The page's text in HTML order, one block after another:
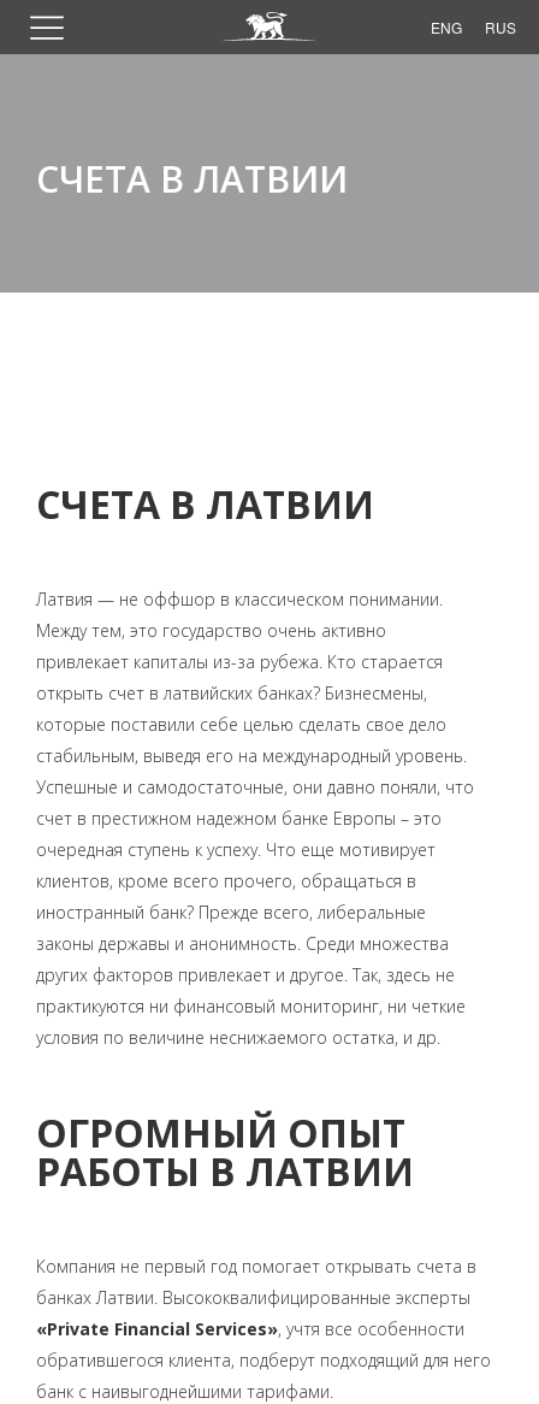
ENG RUS
СЧЕТА В ЛАТВИИ
СЧЕТА В ЛАТВИИ
Латвия — не оффшор в классическом понимании.
Между тем, это государство очень активно
привлекает капиталы из-за рубежа. Кто старается
открыть счет в латвийских банках? Бизнесмены,
которые поставили себе целью сделать свое дело
стабильным, выведя его на международный уровень.
Успешные и самодостаточные, они давно поняли, что
счет в престижном надежном банке Европы – это
очередная ступень к успеху. Что еще мотивирует
клиентов, кроме всего прочего, обращаться в
иностранный банк? Прежде всего, либеральные
законы державы и анонимность. Среди множества
других факторов привлекает и другое. Так, здесь не
практикуются ни финансовый мониторинг, ни четкие
условия по величине неснижаемого остатка, и др.
ОГРОМНЫЙ ОПЫТ
РАБОТЫ В ЛАТВИИ
Компания не первый год помогает открывать счета в
банках Латвии. Высококвалифицированные эксперты
«Private Financial Services», учтя все особенности
обратившегося клиента, подберут подходящий для него
банк с наивыгоднейшими тарифами.